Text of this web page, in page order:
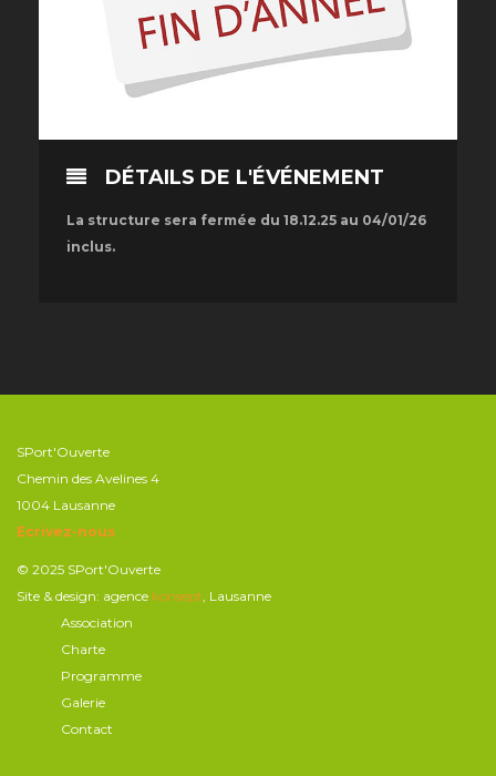
DÉTAILS DE L'ÉVÉNEMENT
La structure sera fermée du 18.12.25 au 04/01/26
inclus.
SPort'Ouverte
Chemin des Avelines 4
1004 Lausanne
Ecrivez-nous
© 2025 SPort'Ouverte
Site & design: agence konsept, Lausanne
Association
Charte
Programme
Galerie
Contact